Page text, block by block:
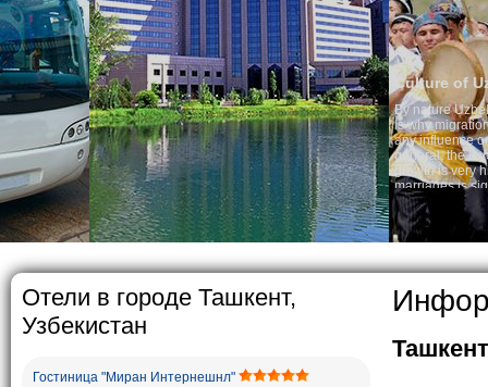
Culture of Uzbekistan
By nature Uzbeks prefer a
is why migration and
any influence on population
general, the level of the
growth is very high. In the
marriages is significantly high
percentage of divorce cases
in the world. According to
family is regarded as
The usual Uzbek family,
rather big. On the average,
5-6 children.
Отели в городе Ташкент,
Узбекистан
Гостиница "Миран Интернешнл"
Ташкент